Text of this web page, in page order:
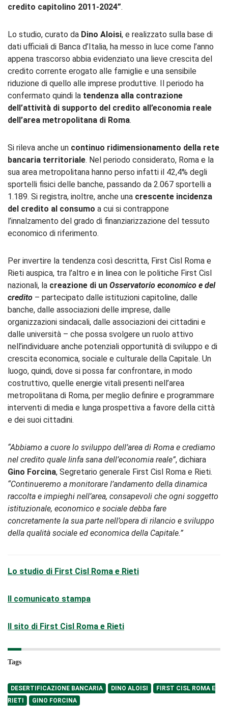
credito capitolino 2011-2024”.
Lo studio, curato da Dino Aloisi, e realizzato sulla base di
dati ufficiali di Banca d’Italia, ha messo in luce come l’anno
appena trascorso abbia evidenziato una lieve crescita del
credito corrente erogato alle famiglie e una sensibile
riduzione di quello alle imprese produttive. Il periodo ha
confermato quindi la tendenza alla contrazione
dell’attività di supporto del credito all’economia reale
dell’area metropolitana di Roma.
Si rileva anche un continuo ridimensionamento della rete
bancaria territoriale. Nel periodo considerato, Roma e la
sua area metropolitana hanno perso infatti il 42,4% degli
sportelli fisici delle banche, passando da 2.067 sportelli a
1.189. Si registra, inoltre, anche una crescente incidenza
del credito al consumo a cui si contrappone
l’innalzamento del grado di finanziarizzazione del tessuto
economico di riferimento.
Per invertire la tendenza così descritta, First Cisl Roma e
Rieti auspica, tra l’altro e in linea con le politiche First Cisl
nazionali, la creazione di un Osservatorio economico e del
credito – partecipato dalle istituzioni capitoline, dalle
banche, dalle associazioni delle imprese, dalle
organizzazioni sindacali, dalle associazioni dei cittadini e
dalle università – che possa svolgere un ruolo attivo
nell’individuare anche potenziali opportunità di sviluppo e di
crescita economica, sociale e culturale della Capitale. Un
luogo, quindi, dove si possa far confrontare, in modo
costruttivo, quelle energie vitali presenti nell’area
metropolitana di Roma, per meglio definire e programmare
interventi di media e lunga prospettiva a favore della città
e dei suoi cittadini.
“Abbiamo a cuore lo sviluppo dell’area di Roma e crediamo
nel credito quale linfa sana dell’economia reale”, dichiara
Gino Forcina, Segretario generale First Cisl Roma e Rieti.
“Continueremo a monitorare l’andamento della dinamica
raccolta e impieghi nell’area, consapevoli che ogni soggetto
istituzionale, economico e sociale debba fare
concretamente la sua parte nell’opera di rilancio e sviluppo
della qualità sociale ed economica della Capitale.”
Lo studio di First Cisl Roma e Rieti
Il comunicato stampa
Il sito di First Cisl Roma e Rieti
Tags
DESERTIFICAZIONE BANCARIA DINO ALOISI
FIRST CISL ROMA E
RIETI
GINO FORCINA